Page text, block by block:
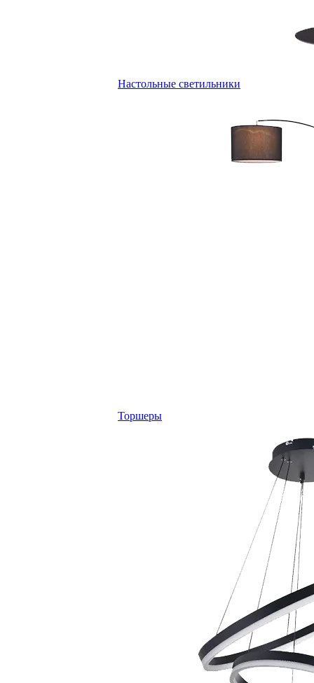
Настольные светильники
Торшеры